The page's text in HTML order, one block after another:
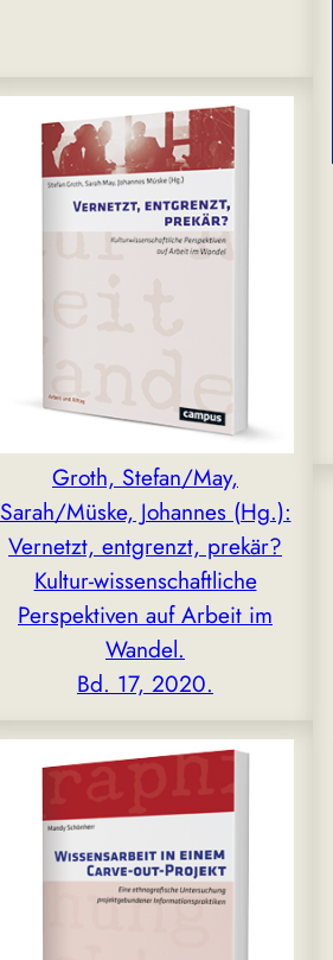
Groth, Stefan/May,
Sarah/Müske, Johannes (Hg.):
Vernetzt, entgrenzt, prekär?
Kultur-wissenschaftliche
Perspektiven auf Arbeit im
Wandel.
Bd. 17, 2020.